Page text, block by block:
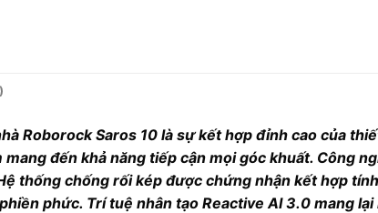
Roborock Saros 10 là sự kết hợp đỉnh cao của
mang đến khả năng tiếp cận mọi góc khuất. Công
thống chống rối kép được chứng nhận kết hợp
phức. Trí tuệ nhân tạo Reactive AI 3.0 mang